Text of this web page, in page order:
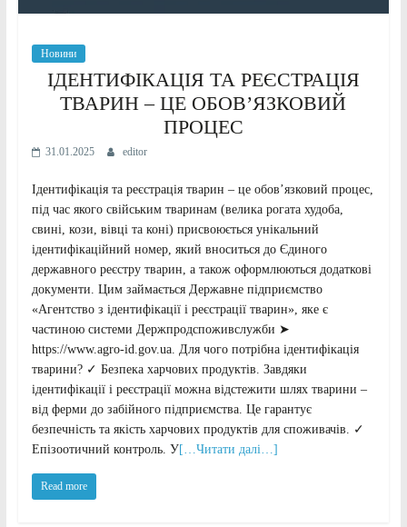
Новини
ІДЕНТИФІКАЦІЯ ТА РЕЄСТРАЦІЯ
ТВАРИН – ЦЕ ОБОВ’ЯЗКОВИЙ
ПРОЦЕС
31.01.2025 editor
Ідентифікація та реєстрація тварин – це обов’язковий процес,
під час якого свійським тваринам (велика рогата худоба,
свині, кози, вівці та коні) присвоюється унікальний
ідентифікаційний номер, який вноситься до Єдиного
державного реєстру тварин, а також оформлюються додаткові
документи. Цим займається Державне підприємство
«Агентство з ідентифікації і реєстрації тварин», яке є
частиною системи Держпродспоживслужби ➤
https://www.agro-id.gov.ua. Для чого потрібна ідентифікація
тварини? ✓ Безпека харчових продуктів. Завдяки
ідентифікації і реєстрації можна відстежити шлях тварини –
від ферми до забійного підприємства. Це гарантує
безпечність та якість харчових продуктів для споживачів. ✓
Епізоотичний контроль. У[…Читати далі…]
Read more